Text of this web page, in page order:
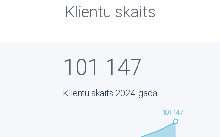
Klientu skaits
101 147
Klientu skaits 2024. gadā